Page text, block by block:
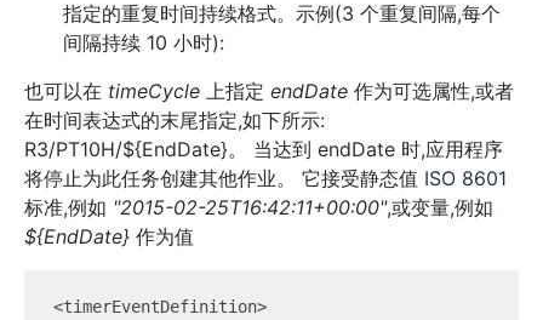
指定的重复时间持续格式。示例(3 个重复间隔,每个
间隔持续 10 小时):
也可以在 timeCycle 上指定 endDate 作为可选属性,或者
在时间表达式的末尾指定,如下所示:
R3/PT10H/${EndDate}。 当达到 endDate 时,应用程序
将停止为此任务创建其他作业。 它接受静态值 ISO 8601
标准,例如 "2015-02-25T16:42:11+00:00",或变量,例如
${EndDate} 作为值
<timerEventDefinition>